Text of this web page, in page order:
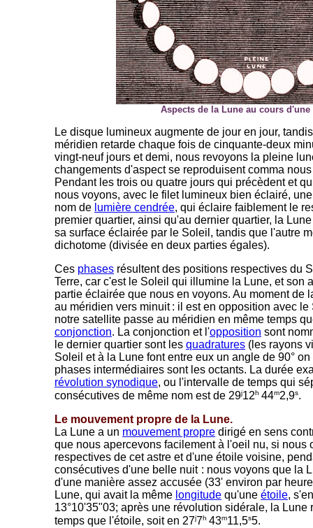
Aspects de la Lune au cours
Le disque lumineux augmente de jour en jour,
méridien retarde chaque fois de cinquante-deux
vingt-neuf jours et demi, nous revoyons la pleine
changements d'aspect se reproduisent comma
Pendant les trois ou quatre jours qui précèdent et
nous voyons, avec le filet lumineux bien éclairé,
nom de lumière cendrée, qui éclaire faiblement le
premier quartier, ainsi qu'au dernier quartier, la
sa surface éclairée par le Soleil, tandis que l'autre
dichotome (divisée en deux parties égales).
Ces phases résultent des positions respectives du
Terre, car c'est le Soleil qui illumine la Lune, et son
partie éclairée que nous en voyons. Au moment de
au méridien vers minuit-: il est en opposition avec
notre satellite passe au méridien en même temps
conjonction. La conjonction et l'opposition sont
le dernier quartier sont les quadratures (les rayons
Soleil et à la Lune font entre eux un angle de 90°
phases intermédiaires sont les octants. La durée
révolution synodique, ou l'intervalle de temps qui
consécutives de même nom est de 29j12h 44m2,9s.
Le mouvement propre de la Lune.
La Lune a un mouvement propre dirigé en sens
que nous apercevons facilement à l'oeil nu, si nous
respectives de cet astre et d'une étoile voisine,
consécutives d'une belle nuit-: nous voyons que la
d'une manière assez accusée (33' environ par
Lune, qui avait la même longitude qu'une étoile,
13°10'35"03; après une révolution sidérale, la Lune
temps que l'étoile, soit en 27j7h 43m11,5s5.